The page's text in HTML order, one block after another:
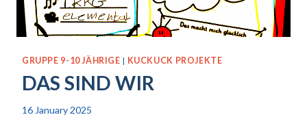
GRUPPE 9-10 JÄHRIGE | KUCKUCK PROJEKTE
DAS SIND WIR
16 January 2025